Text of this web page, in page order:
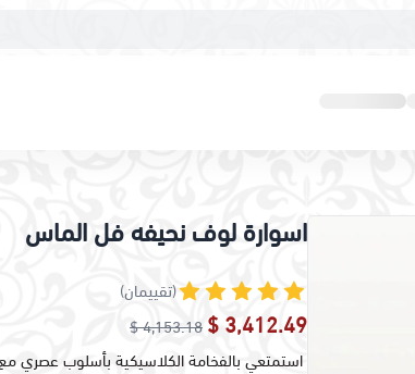
اسوارة لوف نحيفه فل الماس
(تقييمان)
3,412.49 $
4,153.18 $
استمتعي بالفخامة الكلاسيكية بأسلوب عصري